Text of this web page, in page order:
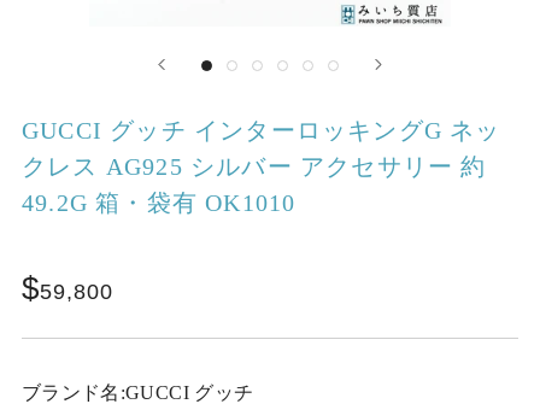
GUCCI グッチ インターロッキングG ネッ
クレス AG925 シルバー アクセサリー 約
49.2G 箱・袋有 OK1010
59,800
ブランド名:GUCCI グッチ